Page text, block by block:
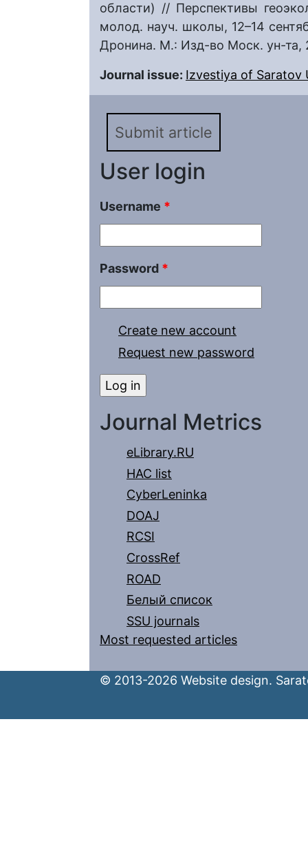
области) // Перспективы
молод. науч. школы, 12–14
Дронина. М.: Изд-во Моск. ун-та,
Journal issue: Izvestiya of Saratov
Submit article
User login
Username *
Password *
Create new account
Request new password
Journal Metrics
eLibrary.RU
HAC list
CyberLeninka
DOAJ
RCSI
CrossRef
ROAD
Белый список
SSU journals
Most requested articles
© 2013-2026 Website design.